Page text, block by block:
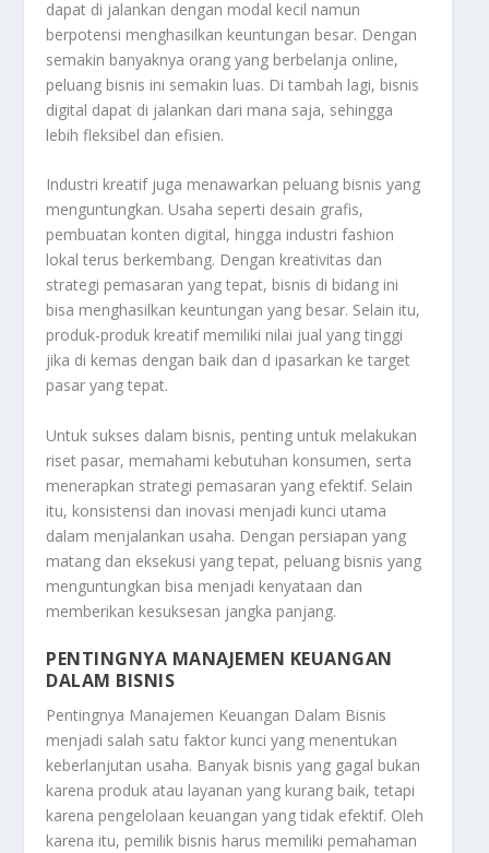
dapat di jalankan dengan modal kecil namun
berpotensi menghasilkan keuntungan besar. Dengan
semakin banyaknya orang yang berbelanja online,
peluang bisnis ini semakin luas. Di tambah lagi, bisnis
digital dapat di jalankan dari mana saja, sehingga
lebih fleksibel dan efisien.
Industri kreatif juga menawarkan peluang bisnis yang
menguntungkan. Usaha seperti desain grafis,
pembuatan konten digital, hingga industri fashion
lokal terus berkembang. Dengan kreativitas dan
strategi pemasaran yang tepat, bisnis di bidang ini
bisa menghasilkan keuntungan yang besar. Selain itu,
produk-produk kreatif memiliki nilai jual yang tinggi
jika di kemas dengan baik dan d ipasarkan ke target
pasar yang tepat.
Untuk sukses dalam bisnis, penting untuk melakukan
riset pasar, memahami kebutuhan konsumen, serta
menerapkan strategi pemasaran yang efektif. Selain
itu, konsistensi dan inovasi menjadi kunci utama
dalam menjalankan usaha. Dengan persiapan yang
matang dan eksekusi yang tepat, peluang bisnis yang
menguntungkan bisa menjadi kenyataan dan
memberikan kesuksesan jangka panjang.
PENTINGNYA MANAJEMEN KEUANGAN
DALAM BISNIS
Pentingnya Manajemen Keuangan Dalam Bisnis
menjadi salah satu faktor kunci yang menentukan
keberlanjutan usaha. Banyak bisnis yang gagal bukan
karena produk atau layanan yang kurang baik, tetapi
karena pengelolaan keuangan yang tidak efektif. Oleh
karena itu, pemilik bisnis harus memiliki pemahaman